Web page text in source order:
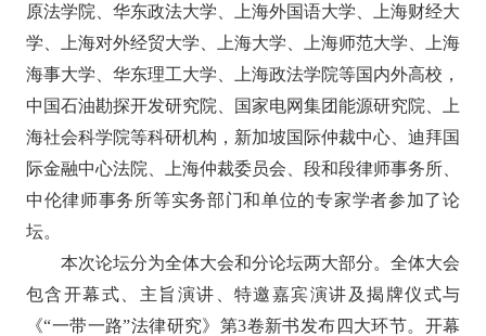
原法学院、华东政法大学、上海外国语大学、上海财经大
学、上海对外经贸大学、上海大学、上海师范大学、上海
海事大学、华东理工大学、上海政法学院等国内外高校，
中国石油勘探开发研究院、国家电网集团能源研究院
上
海社会科学院等科研机构，新加坡国际仲裁中心、迪拜国
际金融中心法院、上海仲裁委员会、段和段律师事务所、
中伦律师事务所等实务部门和单位的专家学者参加了论
坛。
本次论坛分为全体大会和分论坛两大部分。全体大会
包含开幕式、主旨演讲、特邀嘉宾演讲及揭牌仪式与
《“一带一路”法律研究》第3卷新书发布四大环节。开幕